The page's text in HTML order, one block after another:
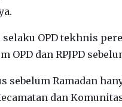
OPD tekhnis
OPD dan RPJPD
Ramadan
dan